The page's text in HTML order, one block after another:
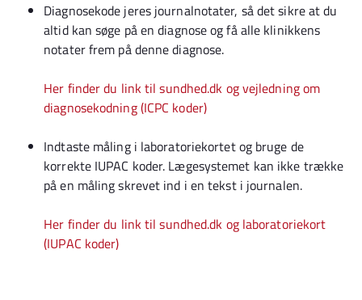
Diagnosekode jeres journalnotater, så det sikre at du
altid kan søge på en diagnose og få alle klinikkens
notater frem på denne diagnose.
Her finder du link til sundhed.dk og vejledning om
diagnosekodning (ICPC koder)
Indtaste måling i laboratoriekortet og bruge de
korrekte IUPAC koder. Lægesystemet kan ikke trække
på en måling skrevet ind i en tekst i journalen.
Her finder du link til sundhed.dk og laboratoriekort
(IUPAC koder)